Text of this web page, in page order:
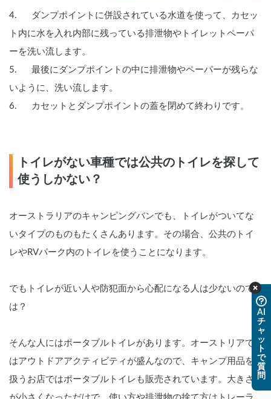
4.      ダンプポイントに併設されている水道を使って、カセッ
ト内に水を入れ内部に残っている排泄物やトイレットペーパ
ーを洗い流します。
5.      最後にダンプポイントの中に排泄物やペーパーが残らな
いように、洗い流します。
6.      カセットとダンプポイントの蓋を閉めて終わりです。
トイレがない車種では公共のトイレを探して
使うしかない？
オーストラリアのキャンピングバンでも、トイレがついてな
いタイプのものもたくさんあります。その場合、公共のトイ
レやRVパーク内のトイレを使うことになります。
でもトイレが近い人や防犯面から心配になる人は少ないので
は？
そんな人にはポータブルトイレがあります。オーストリアで
はアウトドアアクティビティが盛んなので、キャンプ用品を
扱うお店ではポータブルトイレも販売されています。大きさ
AI
チ
ャ
ッ
ト
で
質
問